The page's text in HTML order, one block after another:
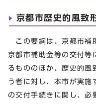
京都市歴史的風致
この要綱は、京都市補
京都市補助金等の交付等
るもののほか、歴史的風
う者に対し、本市が実施
の交付手続きに関し、必